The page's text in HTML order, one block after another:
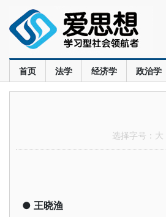
首页 法学 经济学 政治学
选择字号： 大
● 王晓渔